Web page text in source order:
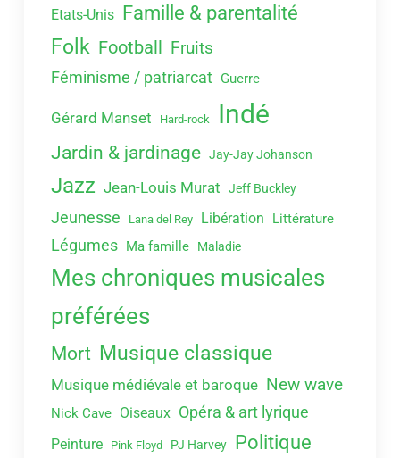
Etats-Unis Famille & parentalité
Folk Football Fruits
Féminisme / patriarcat Guerre
Gérard Manset Hard-rock Indé
Jardin & jardinage Jay-Jay Johanson
Jazz Jean-Louis Murat Jeff Buckley
Jeunesse Lana del Rey Libération Littérature
Légumes Ma famille Maladie
Mes chroniques musicales
préférées
Mort Musique classique
Musique médiévale et baroque New wave
Nick Cave Oiseaux Opéra & art lyrique
Peinture Pink Floyd PJ Harvey Politique